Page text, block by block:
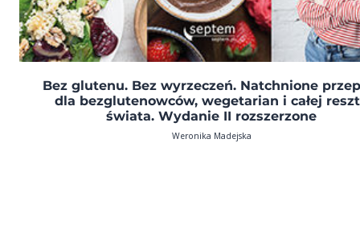
Bez glutenu. Bez wyrzeczeń. Natchnione
dla bezglutenowców, wegetarian i całej
świata. Wydanie II rozszerzone
Weronika Madejska